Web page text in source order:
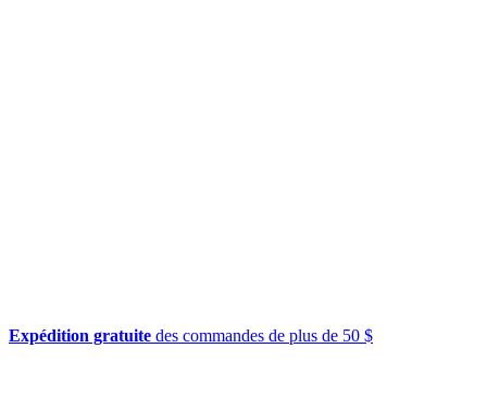
Expédition gratuite des commandes de plus de 50 $